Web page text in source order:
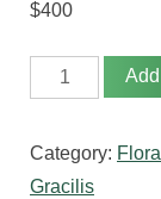
$400
Lirio
caminante
Category:
Gracilis